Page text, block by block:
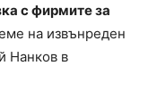
с фирмите за
на извънреден
Нанков в